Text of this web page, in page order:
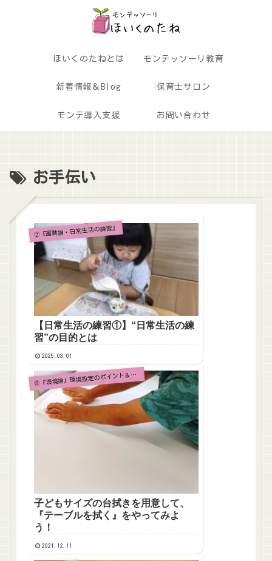
ほいくのたねとは モンテッソーリ教育
新着情報＆Blog 保育士サロン
モンテ導入支援 お問い合わせ
お手伝い
②『運動論・日常生活の練習』
【日常生活の練習①】“日常生活の練
習”の目的とは
2025.03.01
⑧『環境論』環境設定のポイント＆人気のおしごと
子どもサイズの台拭きを用意して、
『テーブルを拭く』をやってみよ
う！
2021.12.11